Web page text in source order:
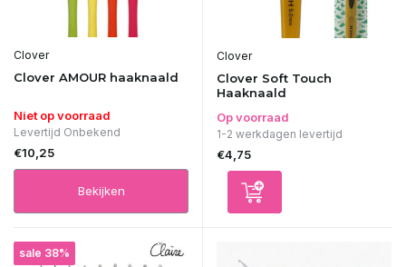
Clover
Clover AMOUR haaknaald
Niet op voorraad
Levertijd Onbekend
€10,25
Bekijken
Clover
Clover Soft Touch
Haaknaald
Op voorraad
1-2 werkdagen levertijd
€4,75
sale 38%